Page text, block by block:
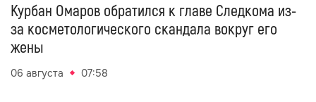
Курбан Омаров обратился к главе Следкома из-
за косметологического скандала вокруг его
жены
06 августа 07:58